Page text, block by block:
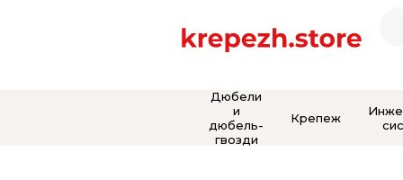
Дюбели
и
дюбель-
гвозди
Крепеж